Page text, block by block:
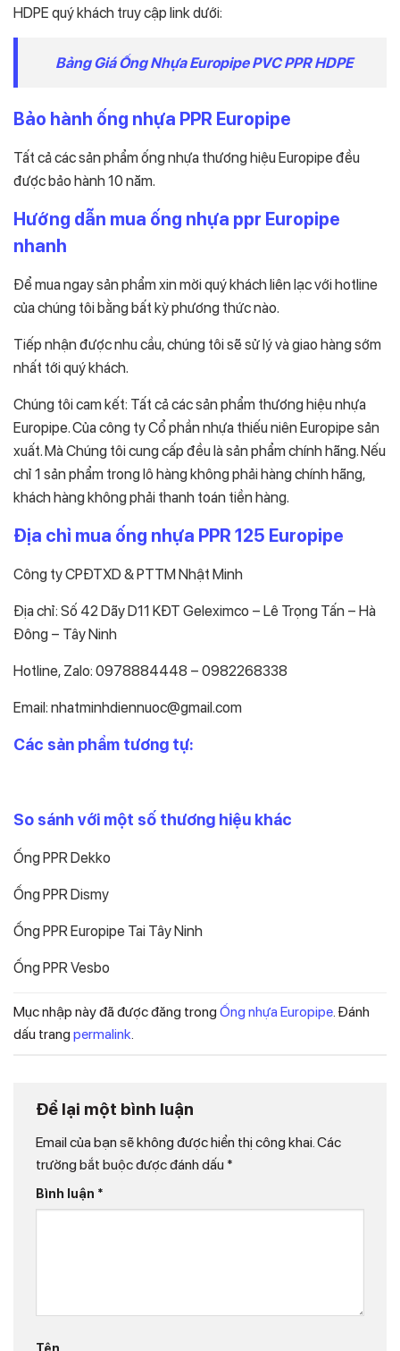
HDPE quý khách truy cập link dưới:
Bảng Giá Ống Nhựa Europipe PVC PPR HDPE
Bảo hành ống nhựa PPR Europipe
Tất cả các sản phẩm ống nhựa thương hiệu Europipe đều
được bảo hành 10 năm.
Hướng dẫn mua ống nhựa ppr Europipe
nhanh
Để mua ngay sản phẩm xin mời quý khách liên lạc với hotline
của chúng tôi bằng bất kỳ phương thức nào.
Tiếp nhận được nhu cầu, chúng tôi sẽ sử lý và giao hàng sớm
nhất tới quý khách.
Chúng tôi cam kết: Tất cả các sản phẩm thương hiệu nhựa
Europipe. Của công ty Cổ phần nhựa thiếu niên Europipe sản
xuất. Mà Chúng tôi cung cấp đều là sản phẩm chính hãng. Nếu
chỉ 1 sản phẩm trong lô hàng không phải hàng chính hãng,
khách hàng không phải thanh toán tiền hàng.
Địa chỉ mua ống nhựa PPR 125 Europipe
Công ty CPĐTXD & PTTM Nhật Minh
Địa chỉ: Số 42 Dãy D11 KĐT Geleximco – Lê Trọng Tấn – Hà
Đông – Tây Ninh
Hotline, Zalo: 0978884448 – 0982268338
Email: nhatminhdiennuoc@gmail.com
Các sản phẩm tương tự:
So sánh với một số thương hiệu khác
Ống PPR Dekko
Ống PPR Dismy
Ống PPR Europipe Tai Tây Ninh
Ống PPR Vesbo
Mục nhập này đã được đăng trong Ống nhựa Europipe. Đánh
dấu trang permalink.
Để lại một bình luận
Email của bạn sẽ không được hiển thị công khai.Các
trường bắt buộc được đánh dấu *
Bình luận *
Tên